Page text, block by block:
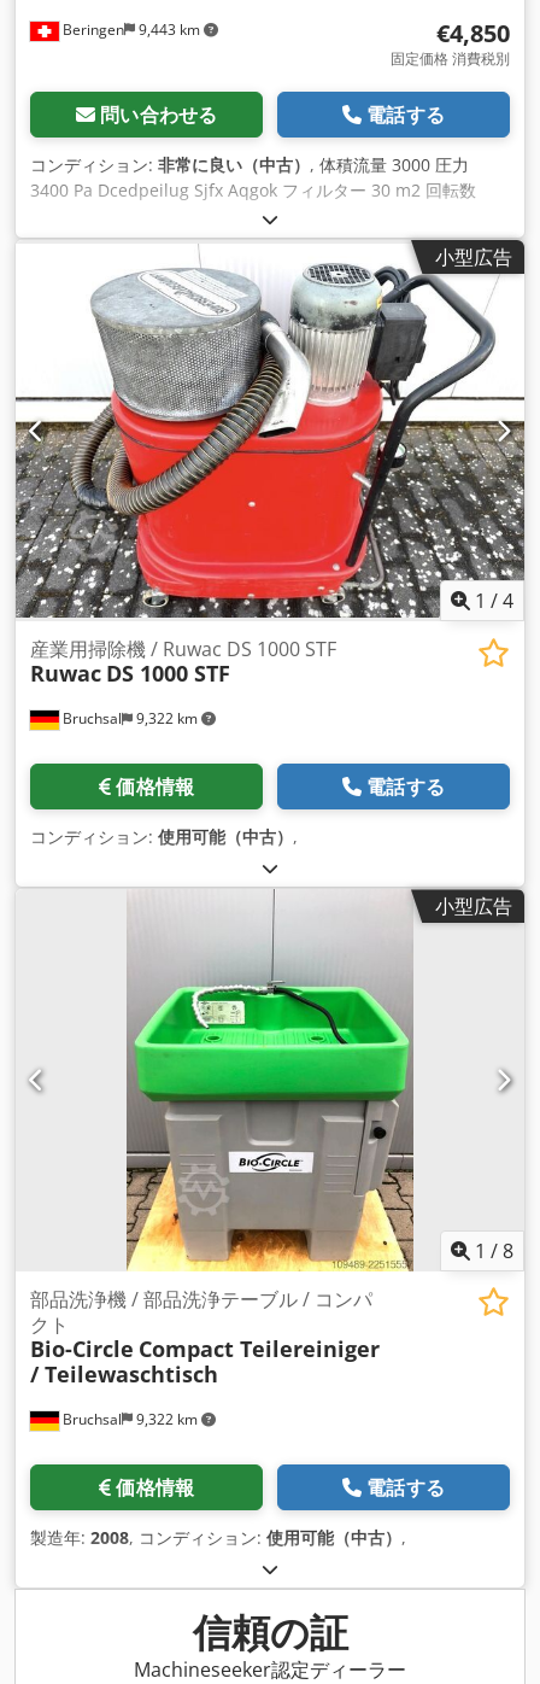
Beringen 9,443 km €4,850
固定価格 消費税別
問い合わせる 電話する
コンディション: 非常に良い（中古） , 体積流量 3000 圧力
3400 Pa Dcedpeilug Sjfx Aqgok フィルター 30 m2 回転数
小型広告
1 /4
Bruchsal 9,322 km
産業用掃除機 / Ruwac DS 1000 STF
Ruwac DS 1000 STF
価格情報 電話する
コンディション: 使用可能（中古） ,
小型広告
1 /8
Bruchsal 9,322 km
部品洗浄機 / 部品洗浄テーブル / コンパ
クト
Bio-Circle Compact Teilereiniger
/ Teilewaschtisch
価格情報 電話する
製造年: 2008, コンディション: 使用可能（中古） ,
信頼の証
Machineseeker認定ディーラー